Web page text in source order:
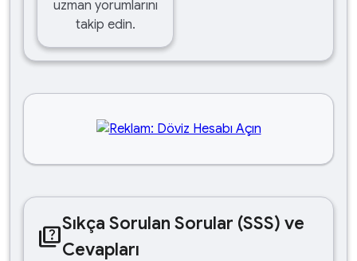
uzman yorumlarını
takip edin.
quizSıkça Sorulan Sorular (SSS) ve
Cevapları